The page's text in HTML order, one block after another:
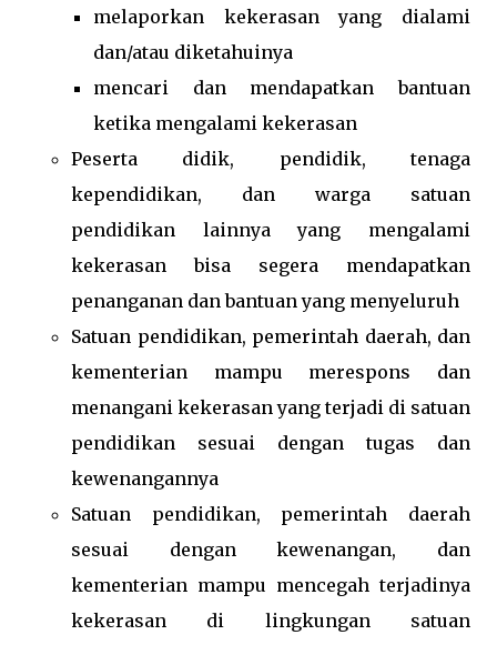
melaporkan kekerasan yang dialami
dan/atau diketahuinya
mencari dan mendapatkan bantuan
ketika mengalami kekerasan
Peserta didik, pendidik, tenaga
kependidikan, dan warga satuan
pendidikan lainnya yang mengalami
kekerasan bisa segera mendapatkan
penanganan dan bantuan yang menyeluruh
Satuan pendidikan, pemerintah daerah, dan
kementerian mampu merespons dan
menangani kekerasan yang terjadi di satuan
pendidikan sesuai dengan tugas dan
kewenangannya
Satuan pendidikan, pemerintah daerah
sesuai dengan kewenangan, dan
kementerian mampu mencegah terjadinya
kekerasan di lingkungan satuan